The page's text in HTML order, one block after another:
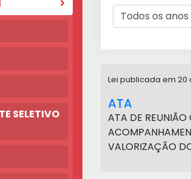
SELETIVO
Lei publicada em 20
ATA
ATA DE REUNIÃO
VALORIZAÇÃO